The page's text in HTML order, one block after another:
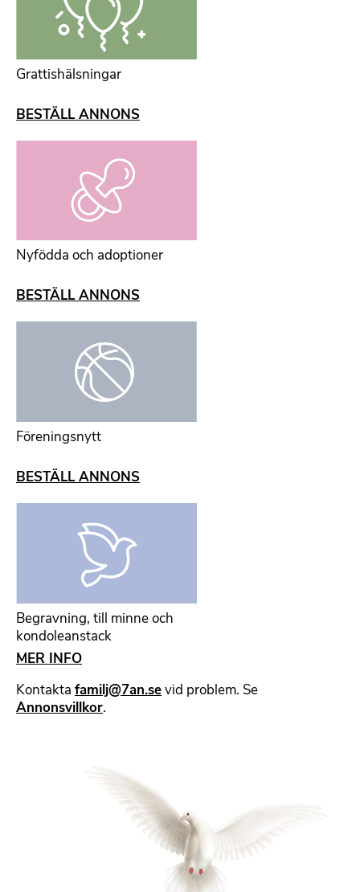
Grattishälsningar
BESTÄLL ANNONS
Nyfödda och adoptioner
BESTÄLL ANNONS
Föreningsnytt
BESTÄLL ANNONS
Begravning, till minne och
kondoleanstack
MER INFO
Kontakta familj@7an.se vid problem. Se
Annonsvillkor.